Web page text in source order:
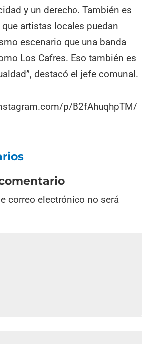
y un derecho. También es
artistas locales puedan
escenario que una banda
Los Cafres. Eso también es
destacó el jefe comunal.
p/B2fAhuqhpTM/
correo electrónico no será